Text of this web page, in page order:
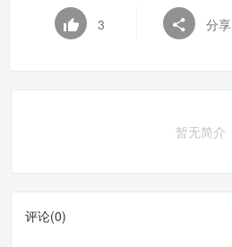
3 分享
暂无简介
评论(0)